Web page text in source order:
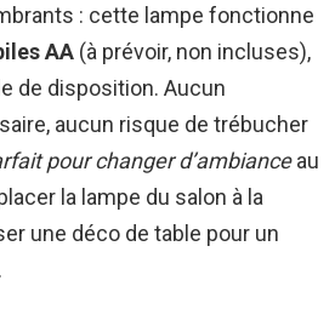
: cette lampe fonctionne
AA (à prévoir, non incluses),
de disposition. Aucun
aucun risque de trébucher
pour changer d’ambianceau
la lampe du salon à la
une déco de table pour un